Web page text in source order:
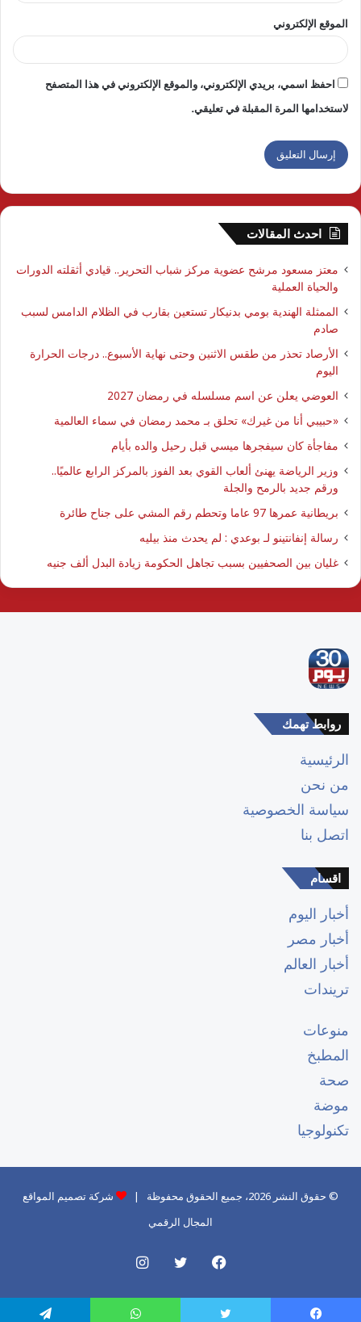
الموقع الإلكتروني
احفظ اسمي، بريدي الإلكتروني، والموقع الإلكتروني في هذا المتصفح
لاستخدامها المرة المقبلة في تعليقي.
احدث المقالات
معتز مسعود مرشح عضوية مركز شباب التحرير.. قيادي أثقلته الدورات
والحياة العملية
الممثلة الهندية بومي بدنيكار تستعين بقارب في الظلام الدامس لسبب
صادم
الأرصاد تحذر من طقس الاثنين وحتى نهاية الأسبوع.. درجات الحرارة
اليوم
العوضي يعلن عن اسم مسلسله في رمضان 2027
​«حبيبي أنا من غيرك» تحلق بـ محمد رمضان في سماء العالمية
مفاجأة كان سيفجرها ميسي قبل رحيل والده بأيام
وزير الرياضة يهنئ ألعاب القوي بعد الفوز بالمركز الرابع عالميًا..
ورقم جديد بالرمح والجلة
بريطانية عمرها 97 عاما وتحطم رقم المشي على جناح طائرة
رسالة إنفانتينو لـ بوعدي : لم يحدث منذ بيليه
غليان بين الصحفيين بسبب تجاهل الحكومة زيادة البدل ألف جنيه
روابط تهمك
الرئيسية
من نحن
سياسة الخصوصية
اتصل بنا
اقسام
أخبار اليوم
أخبار مصر
أخبار العالم
تريندات
منوعات
المطبخ
صحة
موضة
تكنولوجيا
© حقوق النشر 2026، جميع الحقوق محفوظة |
شركة تصميم المواقع
المجال الرقمي
فيسبوك تويتر انستقرام